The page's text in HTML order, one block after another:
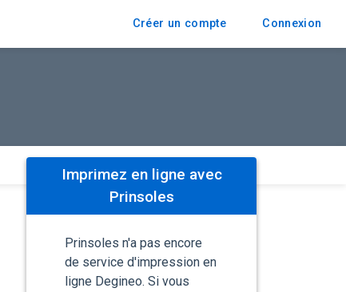
Créer un compte Connexion
Imprimez en ligne avec
Prinsoles
Prinsoles n'a pas encore
de service d'impression en
ligne Degineo. Si vous